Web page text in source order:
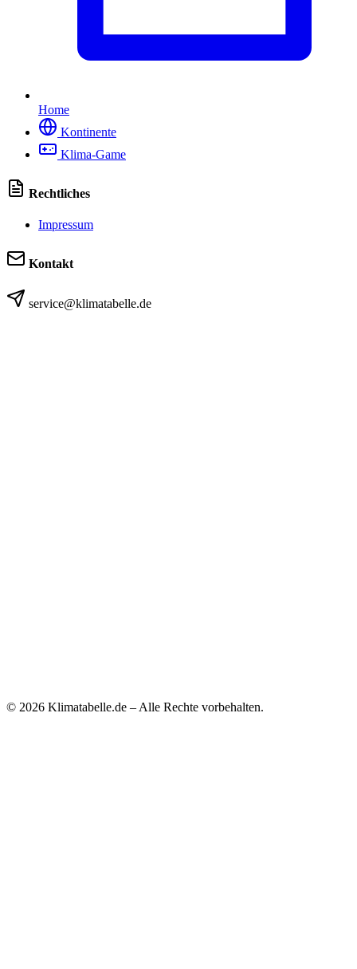
Home
Kontinente
Klima-Game
Rechtliches
Impressum
Kontakt
service@klimatabelle.de
© 2026 Klimatabelle.de – Alle Rechte vorbehalten.